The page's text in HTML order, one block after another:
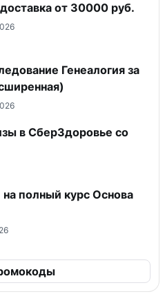
от 30000 руб.
Генеалогия за
в СберЗдоровье со
полный курс Основа